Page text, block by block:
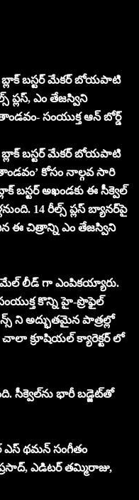
బస్టర్ మేకర్ బోయపాటి
ప్లస్, ఎం తేజస్విని
సంయుక్త ఆన్ బోర్డ్
బస్టర్ మేకర్ బోయపాటి
కోసం నాల్గవ సారి
బస్టర్ అఖండకు ఈ సీక్వెల్
14 రీల్స్ ప్లస్ బ్యానర్‌పై
ఈ చిత్రాన్ని ఎం తేజస్విని
లీడ్ గా ఎంపికయ్యారు.
కొన్ని హై-ప్రొఫైల్
ని అద్భుతమైన పాత్రల్లో
క్రూషియల్ క్యారెక్టర్ లో
సీక్వెల్‌ను భారీ బడ్జెట్‌తో
ఎస్ థమన్ సంగీతం
ఎడిటర్ తమ్మిరాజు,